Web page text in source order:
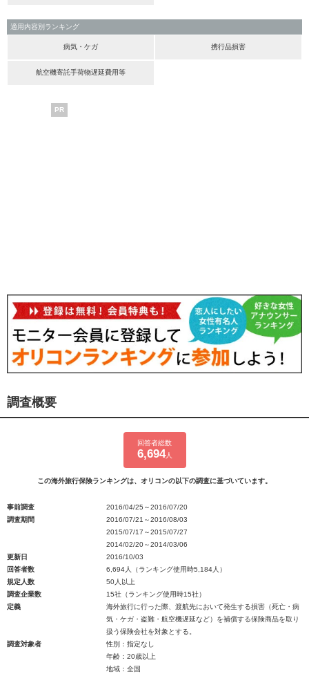
適用内容別ランキング
病気・ケガ 携行品損害
航空機寄託手荷物遅延費用等
PR
調査概要
回答者総数
6,694人
この海外旅行保険ランキングは、オリコンの以下の調査に基づいています。
事前調査
2016/04/25～2016/07/20
調査期間
2016/07/21～2016/08/03
2015/07/17～2015/07/27
2014/02/20～2014/03/06
更新日
2016/10/03
回答者数
6,694人（ランキング使用時5,184人）
規定人数
50人以上
調査企業数
15社（ランキング使用時15社）
定義
海外旅行に行った際、渡航先において発生する損害（死亡・病
気・ケガ・盗難・航空機遅延など）を補償する保険商品を取り
扱う保険会社を対象とする。
調査対象者
性別：指定なし
年齢：20歳以上
地域：全国